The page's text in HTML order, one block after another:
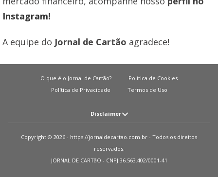
Instagram!
A equipe do Jornal de Cartão agradece!
O que é o Jornal de Cartão?
Política de Cookies
Política de Privacidade
Termos de Uso
Disclaimer
em dinheiro para liberação de qualquer tipo de produto financeiro, seja
cartão de crédito, financiamento ou empréstimo. Caso isto aconteça nos
avise pelo formulário imediatamente. Observações: O JORNAL DE CARTãO
Copyright © 2026 - https://jornaldecartao.com.br - Todos os direitos
reservados.
JORNAL DE CARTãO - CNPJ 36.563.402/0001-41